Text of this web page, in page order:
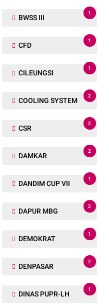
BOALEMO
1
BOGOR
2
BOSDA 2024
1
BUKA PUASA BERSAMA
1
BUPATI
5
1
1
1
1
COOLING SYSTEM
2
2